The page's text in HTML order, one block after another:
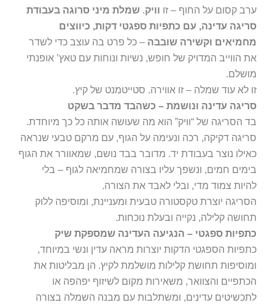
ערב קסום על החוף – זו וויק. שמלת מיני סרוגה בעבודת
סריגה עדינה, עם כתפיות ספגטי דקות, כיווצים
מחמיאים וקשירה שובבה – כל פרט בה עוצב כדי לשדר
את הווייב המדויק של חופש, נשיות ונוחות עם טאץ’ אופנתי
מושלם.
זו לא עוד שמלה – זו אווירה. סטייטמנט של קיץ.
סריגה עדינה ונושמת – כשהבד מדבר בשקט
בד הסריגה של “וויק” הוא מה שעושה אותה כל כך מיוחדת.
סריגה דקיקה, רכה ונעימה על הגוף, עם מרקם טבעי שנראה
כאילו נוצר בעבודת יד. מדובר בבד נושם, שמאוורר את הגוף
בימים חמים, ונשפך עליו בצורה שמחמיאה לגוף – בלי
להיות צמוד מדי, ובלי לאבד את הצורה.
הסריגה יוצרת טקסטורה טבעית ומעניינת, ומוסיפה ללוק
תחושה קלילה, נקייה ובעלת נוכחות.
כתפיות ספגטי – הנגיעה העדינה שמספקת שיק
כתפיות הספגטי הדקות יוצרות מראה עדין ונשי במיוחד,
ומוסיפות תחושת קלילות מושלמת לקיץ. הן מבליטות את
הכתפיים והצוואר, משאירות מקום לשיזוף יפהפה או
לתכשיטים עדינים, ומשתלבות עם מבנה השמלה בצורה